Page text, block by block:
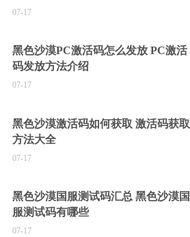
07-17
黑色沙漠PC激活码怎么发放 PC激活
码发放方法介绍
07-17
黑色沙漠激活码如何获取 激活码获取
方法大全
07-17
黑色沙漠国服测试码汇总 黑色沙漠国
服测试码有哪些
07-17